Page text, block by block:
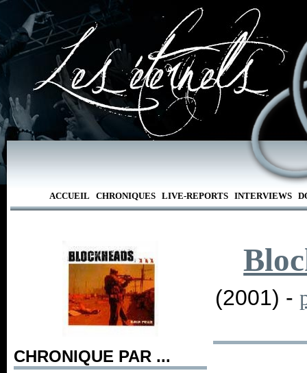
ACCUEIL CHRONIQUES LIVE-REPORTS INTERVIEWS
CHRONIQUE PAR ...
(2001) -